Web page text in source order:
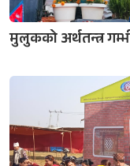
मुलुकको अर्थतन्त्र